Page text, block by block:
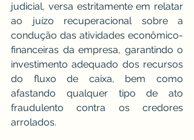
judicial, versa estritamente em relatar
ao juízo recuperacional sobre a
condução das atividades econômico-
financeiras da empresa, garantindo o
investimento adequado dos recursos
do fluxo de caixa, bem como
afastando qualquer tipo de ato
fraudulento contra os credores
arrolados.